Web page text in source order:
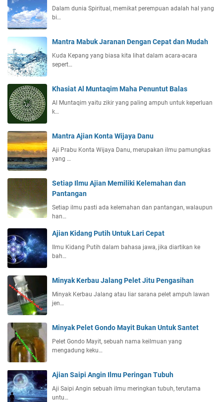
Dalam dunia Spiritual, memikat perempuan adalah hal yang
bi…
Mantra Mabuk Jaranan Dengan Cepat dan Mudah
Kuda Kepang yang biasa kita lihat dalam acara-acara
sepert…
Khasiat Al Muntaqim Maha Penuntut Balas
Al Muntaqim yaitu zikir yang paling ampuh untuk keperluan
k…
Mantra Ajian Konta Wijaya Danu
Aji Prabu Konta Wijaya Danu, merupakan ilmu pamungkas
yang …
Setiap Ilmu Ajian Memiliki Kelemahan dan
Pantangan
Setiap ilmu pasti ada kelemahan dan pantangan, walaupun
han…
Ajian Kidang Putih Untuk Lari Cepat
Ilmu Kidang Putih dalam bahasa jawa, jika diartikan ke
bah…
Minyak Kerbau Jalang Pelet Jitu Pengasihan
Minyak Kerbau Jalang atau liar sarana pelet ampuh lawan
jen…
Minyak Pelet Gondo Mayit Bukan Untuk Santet
Pelet Gondo Mayit, sebuah nama keilmuan yang
mengadung keku…
Ajian Saipi Angin Ilmu Peringan Tubuh
Aji Saipi Angin sebuah ilmu meringkan tubuh, terutama
untu…